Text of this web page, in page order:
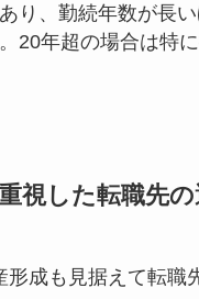
り、勤続年数が長
20年超の場合は特
視した転職先
形成も見据えて転職